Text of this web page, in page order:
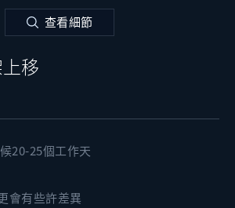
查看細節
移
20-25個工作天
會有些許差異